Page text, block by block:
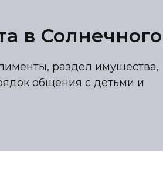
в
раздел имущества,
общения с детьми и